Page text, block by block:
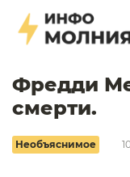
Фредди
смерти.
Необъяснимое